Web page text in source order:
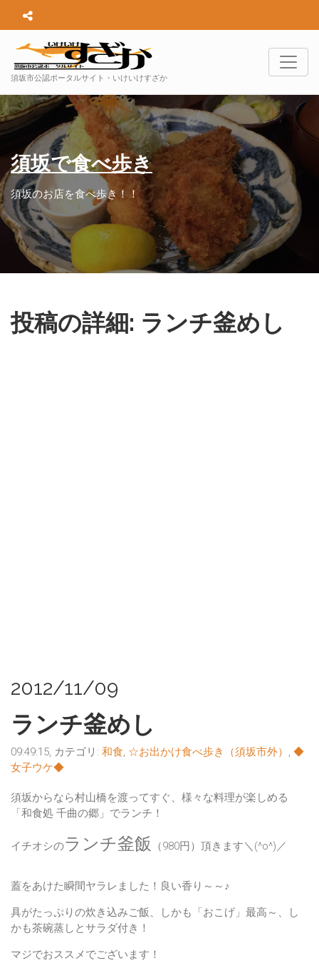
須坂市公認ポータルサイト・いけいけすざか
須坂で食べ歩き
須坂のお店を食べ歩き！！
投稿の詳細: ランチ釜めし
2012/11/09
ランチ釜めし
09:49:15, カテゴリ: 和食, ☆お出かけ食べ歩き（須坂市外） , ◆
女子ウケ◆
須坂からなら村山橋を渡ってすぐ、様々な料理が楽しめる
「和食処 千曲の郷」 でランチ！
イチオシのランチ釜飯 （980円）頂きます＼(^o^)／
蓋をあけた瞬間ヤラレました！良い香り～～♪
具がたっぷりの炊き込みご飯、しかも 「おこげ」 最高～、し
かも茶碗蒸しとサラダ付き！
マジでおススメでございます！